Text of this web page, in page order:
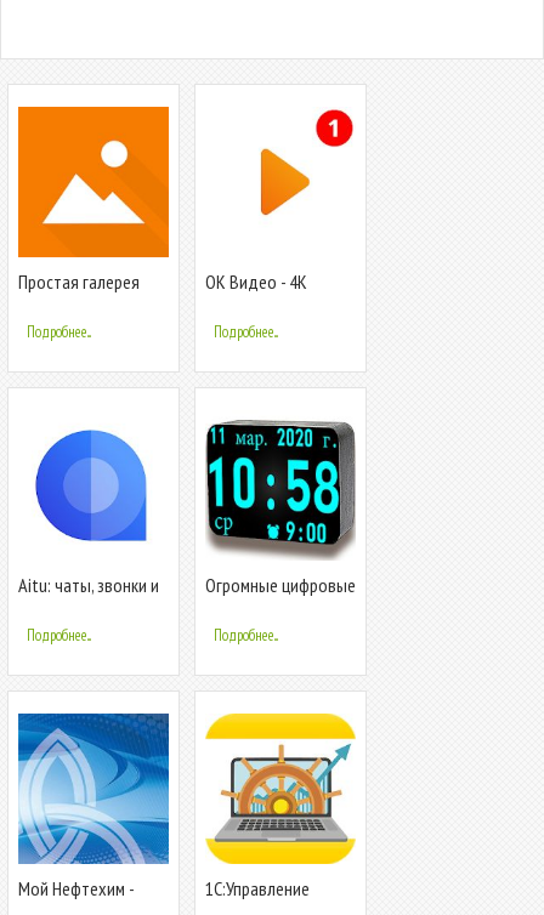
Простая галерея
Подробнее...
ОК Видео - 4К
ТВ каналы.
Подробнее...
Aitu: чаты, звонки и
Подробнее...
Огромные цифровые
Подробнее...
Мой Нефтехим -
1С:Управление